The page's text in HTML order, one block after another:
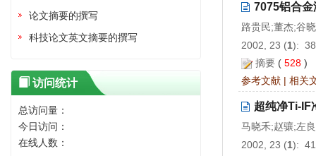
7075铝合
路贵民;董杰;谷
2002, 23 (1):
摘要 ( 528 )
参考文献 | 相关
超纯净Ti-IF
马晓禾;赵骧;左良
2002, 23 (1):
论文摘要的撰写
科技论文英文摘要的撰写
访问统计
总访问量：
今日访问：
在线人数：